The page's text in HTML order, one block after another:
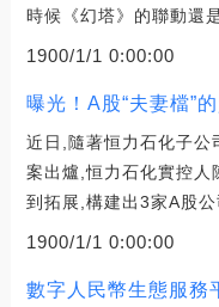
時候《幻塔》的聯動還
1900/1/1 0:00:00
曝光！A股“夫妻檔”
近日,隨著恒力石化子公
案出爐,恒力石化實控人
到拓展,構建出3家A股
1900/1/1 0:00:00
數字人民幣生態服務